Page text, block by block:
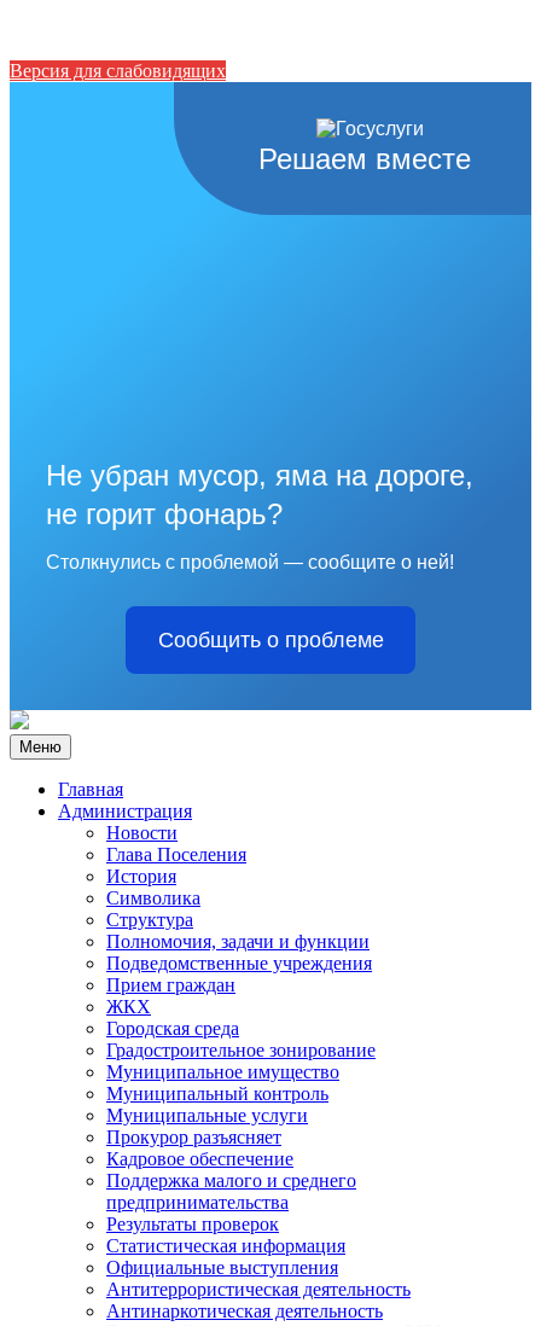
Версия для слабовидящих
Решаем вместе
Не убран мусор, яма на дороге,
не горит фонарь?
Столкнулись с проблемой — сообщите о ней!
Сообщить о проблеме
Меню
Главная
Администрация
Новости
Глава Поселения
История
Символика
Структура
Полномочия, задачи и функции
Подведомственные учреждения
Прием граждан
ЖКХ
Городская среда
Градостроительное зонирование
Муниципальное имущество
Муниципальный контроль
Муниципальные услуги
Прокурор разъясняет
Кадровое обеспечение
Поддержка малого и среднего
предпринимательства
Результаты проверок
Статистическая информация
Официальные выступления
Антитеррористическая деятельность
Антинаркотическая деятельность